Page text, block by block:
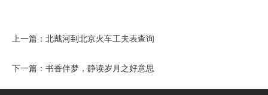
上一篇： 北戴河到北京火车工夫表查询
下一篇： 书香伴梦，静读岁月之好意思